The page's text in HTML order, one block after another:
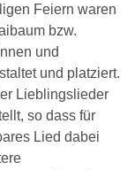
Feiern waren
bzw.
und
und platziert.
Lieblingslieder
so dass für
Lied dabei